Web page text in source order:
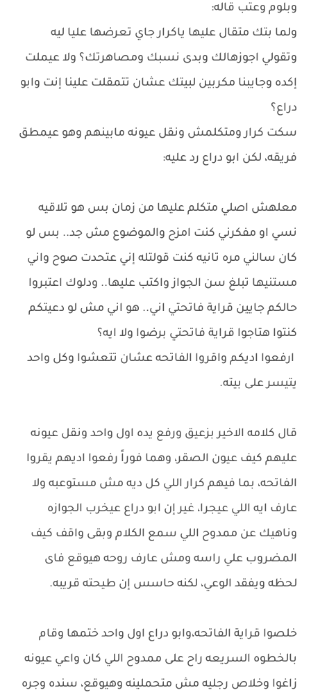
وبلوم وعتب قاله:
ولما بتك متقال عليها ياكرار جاي تعرضها عليا ليه
وتقولي اجوزهالك وبدى نسبك ومصاهرتك؟ ولا عيملت
إكده وجايبنا مكربين لبيتك عشان تتمقلت علينا إنت وابو
دراع؟
سكت كرار ومتكلمش ونقل عيونه مابينهم وهو عيمطق
فريقه، لكن ابو دراع رد عليه:
معلهش اصلي متكلم عليها من زمان بس هو تلاقيه
نسي او مفكرني كنت امزح والموضوع مش جد.. بس لو
كان سالني مره تانيه كنت قولتله إني عتحدت صوح واني
مستنيها تبلغ سن الجواز واكتب عليها.. ودلوك اعتبروا
حالكم جايين قراية فاتحتي اني.. هو اني مش لو دعيتكم
كنتوا هتاجوا قراية فاتحتي برضوا ولا ايه؟
ارفعوا اديكم واقروا الفاتحه عشان تتعشوا وكل واحد
يتيسر على بيته.
قال كلامه الاخير بزعيق ورفع يده اول واحد ونقل عيونه
عليهم كيف عيون الصقر، وهما فوراً رفعوا اديهم يقروا
الفاتحه، بما فيهم كرار اللي كل ديه مش مستوعبه ولا
عارف ايه اللي عيجرا، غير إن ابو دراع عيخرب الجوازه
وناهيك عن ممدوح اللي سمع الكلام وبقى واقف كيف
المضروب علي راسه ومش عارف روحه هيوقع فاى
لحظه ويفقد الوعي، لكنه حاسس إن طيحته قريبه.
خلصوا قراية الفاتحه،وابو دراع اول واحد ختمها وقام
بالخطوه السريعه راح على ممدوح اللي كان واعي عيونه
زاغوا وخلاص رجليه مش متحملينه وهيوقع، سنده وجره